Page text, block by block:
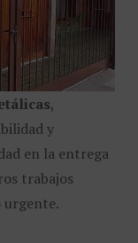
,
y
en la entrega
trabajos
urgente.